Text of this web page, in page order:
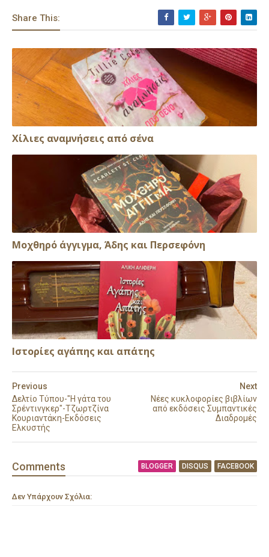
Share This:
Xίλιες αναμνήσεις από σένα
Μοχθηρό άγγιγμα, Άδης και Περσεφόνη
Ιστορίες αγάπης και απάτης
Next
Νέες κυκλοφορίες βιβλίων
από εκδόσεις Συμπαντικές
Διαδρομές
Previous
Δελτίο Τύπου-"Η γάτα του
Σρέντινγκερ"-Τζωρτζίνα
Κουριαντάκη-Εκδόσεις
Ελκυστής
Comments BLOGGER DISQUS FACEBOOK
Δεν Υπάρχουν Σχόλια: